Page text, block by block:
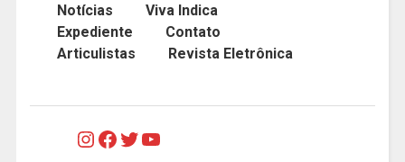
Notícias
Viva Indica
Expediente
Contato
Articulistas
Revista Eletrônica
Instagram
Facebook
Twitter
Youtube